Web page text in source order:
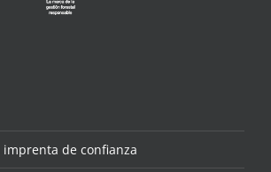
imprenta de confianza